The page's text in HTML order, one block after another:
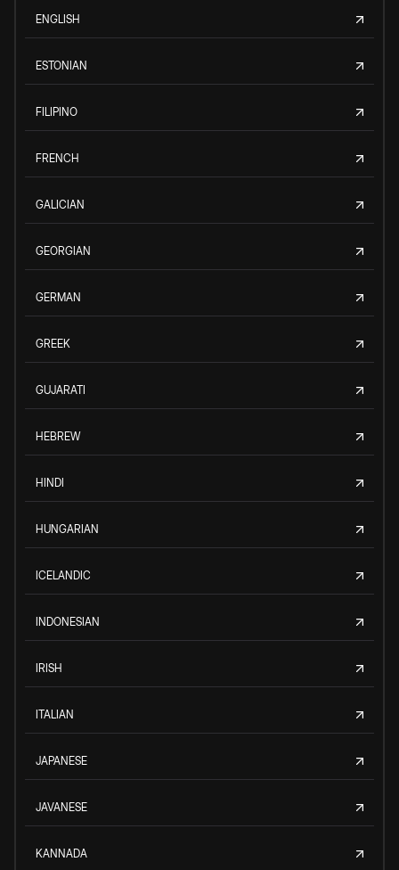
ENGLISH
ESTONIAN
FILIPINO
FRENCH
GALICIAN
GEORGIAN
GERMAN
GREEK
GUJARATI
HEBREW
HINDI
HUNGARIAN
ICELANDIC
INDONESIAN
IRISH
ITALIAN
JAPANESE
JAVANESE
KANNADA